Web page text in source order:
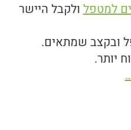
למטפלולקבל היישר
ובקצב שמתאים.
יותר.